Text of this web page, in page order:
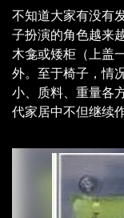
不知道大家有没有
子扮演的角色越来
木龛或矮柜（上盖
外。至于椅子，情
小、质料、重量各
代家居中不但继续